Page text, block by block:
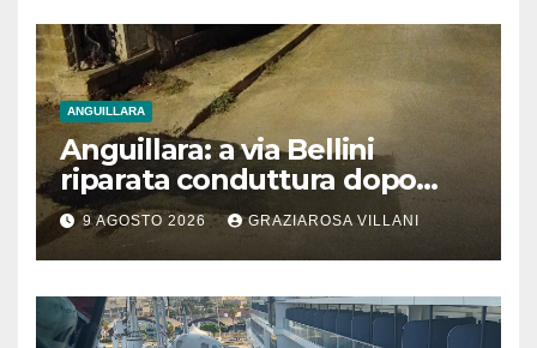
ANGUILLARA
Anguillara: a via Bellini
riparata conduttura dopo
segnalazione IdD
9 AGOSTO 2026 GRAZIAROSA VILLANI